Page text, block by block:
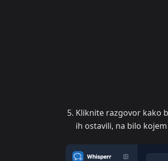
Kliknite razgovor kako
ih ostavili, na bilo